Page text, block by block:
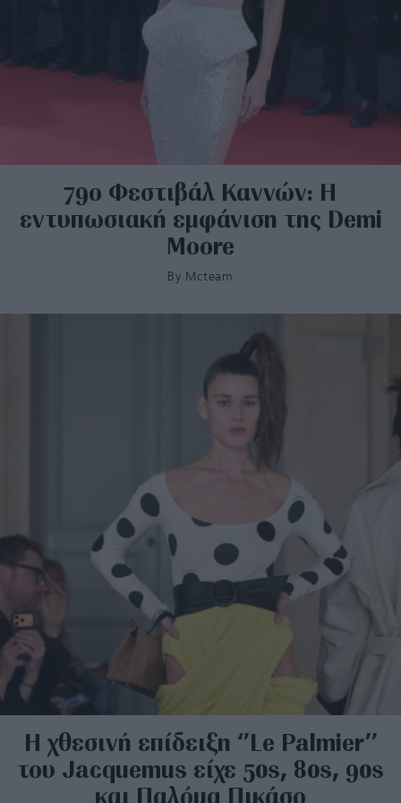
79ο Φεστιβάλ Καννών: Η
εντυπωσιακή εμφάνιση της Demi
Moore
By Mcteam
Η χθεσινή επίδειξη ‘’Le Palmier’’
του Jacquemus είχε 50s, 80s, 90s
και Παλόμα Πικάσο